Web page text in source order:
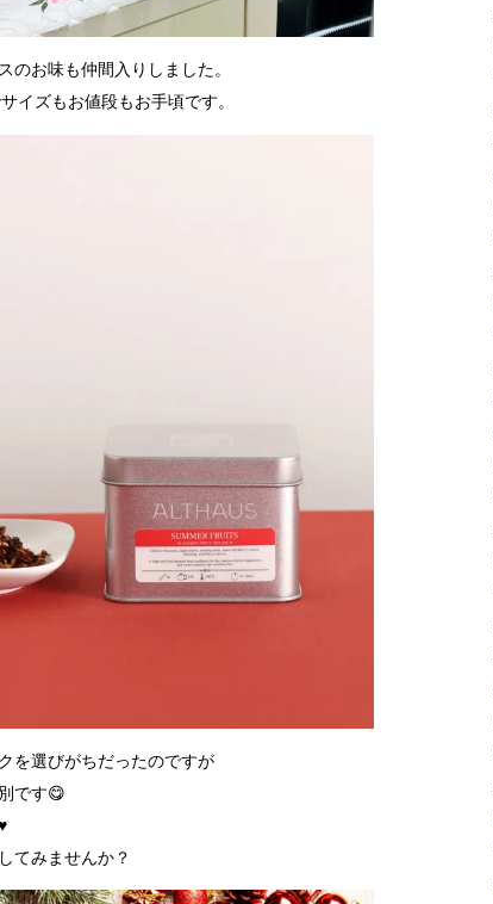
のお味も仲間入りしました。
イズもお値段もお手頃です。
を選びがちだったのですが
です😋
てみませんか？